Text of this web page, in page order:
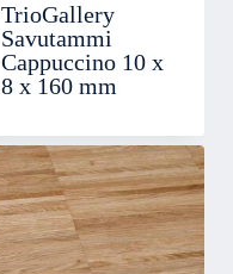
TrioGallery
Savutammi
Cappuccino 10 x
8 x 160 mm